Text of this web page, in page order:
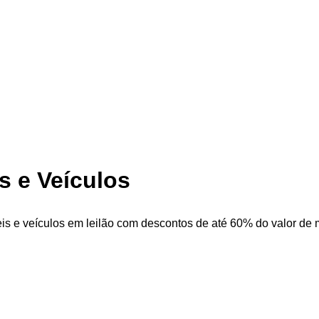
e Veículos
e veículos em leilão com descontos de até 60% do valor